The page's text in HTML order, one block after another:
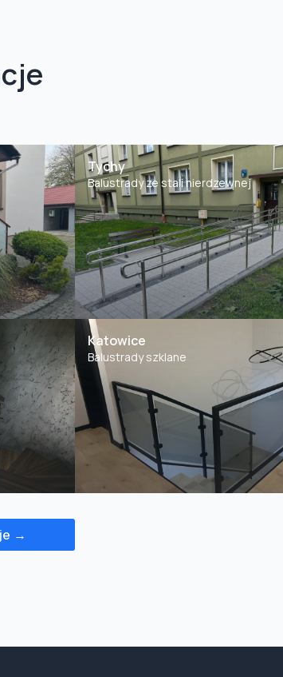
Tychy
Balustrady ze stali nierdzewnej
Katowice
Balustrady szklane
→